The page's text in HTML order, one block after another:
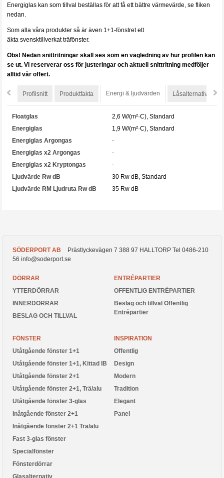
Energiglas kan som tillval beställas för att få ett bättre värmevärde, se fliken
nedan.
Som alla våra produkter så är även 1+1-fönstret ett
äkta svensktillverkat träfönster.
Obs! Nedan snittritningar skall ses som en vägledning av hur profilen kan
se ut.Vi reserverar oss för justeringar och aktuell snittritning medföljer
alltid vår offert.
Profilsnitt Produktfakta Energi & ljudvärden Låsalternativ
Floatglas
2,6 W/(m²·C), Standard
Energiglas
1,9 W/(m²·C), Standard
Energiglas Argongas
-
Energiglas x2 Argongas
-
Energiglas x2 Kryptongas
-
Ljudvärde Rw dB
30 Rw dB, Standard
Ljudvärde RM Ljudruta Rw dB
35 Rw dB
SÖDERPORT AB Prästlyckevägen 7 388 97 HALLTORP Tel 0486-210
56 info@soderport.se
DÖRRAR
YTTERDÖRRAR
INNERDÖRRAR
BESLAG OCH TILLVAL
ENTRÉPARTIER
OFFENTLIG ENTRÉPARTIER
Beslag och tillval Offentlig
Entrépartier
FÖNSTER
Utåtgående fönster 1+1
Utåtgående fönster 1+1, Kittad IB
Utåtgående fönster 2+1
Utåtgående fönster 2+1, Trä/alu
Utåtgående fönster 3-glas
Inåtgående fönster 2+1
Inåtgående fönster 2+1 Trä/alu
Fast 3-glas fönster
Specialfönster
Fönsterdörrar
Glasalternativ
INSPIRATION
Offentlig
Design
Modern
Tradition
Elegant
Panel